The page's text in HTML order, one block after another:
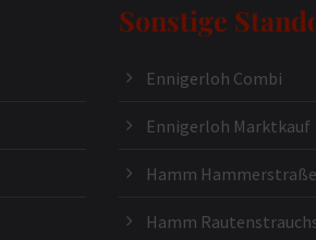
Sonstige
Ennigerloh Combi
Ennigerloh Marktkauf
Hamm Hammerstraße
Hamm